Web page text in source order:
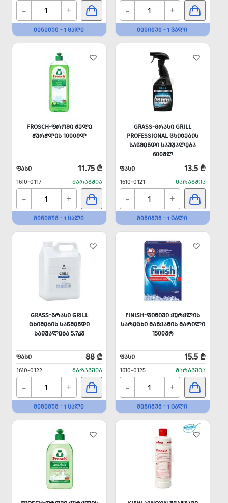
- +
ᲛᲘᲜᲘᲛᲣᲛ - 1 ᲪᲐᲚᲘ
- +
ᲛᲘᲜᲘᲛᲣᲛ - 1 ᲪᲐᲚᲘ
FROSCH-ᲤᲠᲝᲨᲘ ᲟᲔᲚᲔ
ᲭᲣᲠᲭᲚᲘᲡ 1000ᲛᲚ
ᲤᲐᲡᲘ 11.75 ₾
1610-0117 ᲛᲐᲠᲐᲒᲨᲘᲐ
- +
ᲛᲘᲜᲘᲛᲣᲛ - 1 ᲪᲐᲚᲘ
GRASS-ᲒᲠᲐᲡᲘ GRILL
PROFESSIONAL ᲪᲮᲘᲛᲔᲑᲘᲡ
ᲡᲐᲬᲛᲔᲜᲓᲘ ᲡᲐᲨᲣᲐᲚᲔᲑᲐ
600ᲛᲚ
ᲤᲐᲡᲘ
13.5 ₾
1610-0121 ᲛᲐᲠᲐᲒᲨᲘᲐ
- +
ᲛᲘᲜᲘᲛᲣᲛ - 1 ᲪᲐᲚᲘ
GRASS-ᲒᲠᲐᲡᲘ GRILL
ᲪᲮᲘᲛᲔᲑᲘᲡ ᲡᲐᲬᲛᲔᲜᲓᲘ
ᲡᲐᲨᲣᲐᲚᲔᲑᲐ 5.7ᲙᲒ
ᲤᲐᲡᲘ 88 ₾
1610-0122 ᲛᲐᲠᲐᲒᲨᲘᲐ
- +
ᲛᲘᲜᲘᲛᲣᲛ - 1 ᲪᲐᲚᲘ
FINISH-ᲤᲘᲜᲘᲨᲘ ᲭᲣᲠᲭᲚᲘᲡ
ᲡᲐᲠᲔᲪᲮᲘ ᲛᲐᲜᲥᲐᲜᲘᲡ ᲛᲐᲠᲘᲚᲘ
1500ᲒᲠ
ᲤᲐᲡᲘ 15.5 ₾
1610-0125 ᲛᲐᲠᲐᲒᲨᲘᲐ
- +
ᲛᲘᲜᲘᲛᲣᲛ - 1 ᲪᲐᲚᲘ